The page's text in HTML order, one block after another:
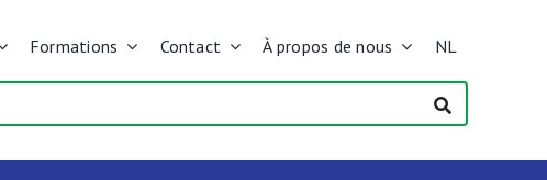
Formations Contact À propos de nous NL